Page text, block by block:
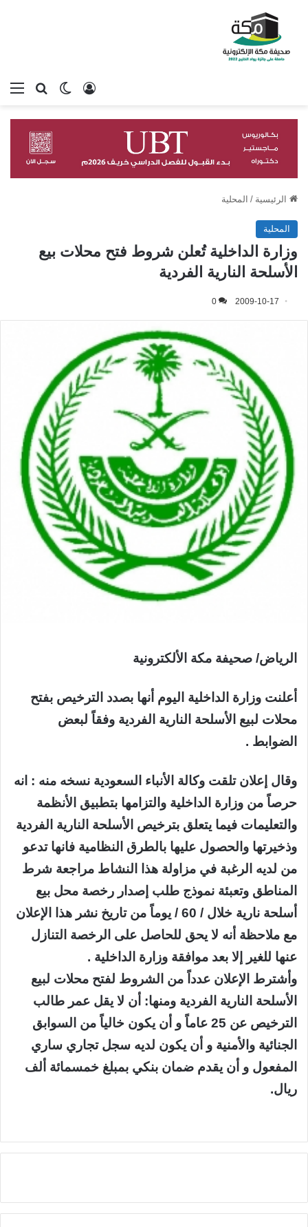
بحثالوضع
تسجيل الدخول
الرئيسية / المحلية
المحلية
وزارة الداخلية تُعلن شروط فتح محلات بيع
الأسلحة النارية الفردية
2009-10-17
0
الرياض/ صحيفة مكة الألكترونية
أعلنت وزارة الداخلية اليوم أنها بصدد الترخيص بفتح
محلات لبيع الأسلحة النارية الفردية وفقاً لبعض
الضوابط .
وقال إعلان تلقت وكالة الأنباء السعودية نسخه منه : انه
حرصاً من وزارة الداخلية والتزامها بتطبيق الأنظمة
والتعليمات فيما يتعلق بترخيص الأسلحة النارية الفردية
وذخيرتها والحصول عليها بالطرق النظامية فانها تدعو
من لديه الرغبة في مزاولة هذا النشاط مراجعة شرط
المناطق وتعبئة نموذج طلب إصدار رخصة محل بيع
أسلحة نارية خلال / 60 / يوماً من تاريخ نشر هذا الإعلان
مع ملاحظة أنه لا يحق للحاصل على الرخصة التنازل
عنها للغير إلا بعد موافقة وزارة الداخلية .
وأشترط الإعلان عدداً من الشروط لفتح محلات لبيع
الأسلحة النارية الفردية ومنها: أن لا يقل عمر طالب
الترخيص عن 25 عاماً و أن يكون خالياً من السوابق
الجنائية والأمنية و أن يكون لديه سجل تجاري ساري
المفعول و أن يقدم ضمان بنكي بمبلغ خمسمائة ألف
ريال.